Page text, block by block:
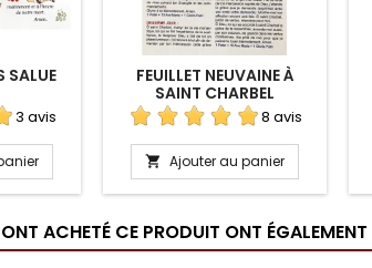
SALUE
3 avis
FEUILLET NEUVAINE À
SAINT CHARBEL
8 avis
 Ajouter au panier
ACHETÉ CE PRODUIT ONT